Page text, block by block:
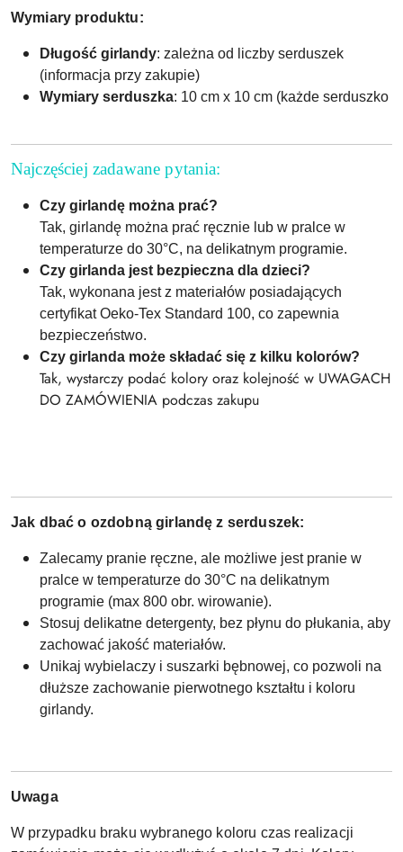
Wymiary produktu:
Długość girlandy: zależna od liczby serduszek
(informacja przy zakupie)
Wymiary serduszka: 10 cm x 10 cm (każde serduszko
Najczęściej zadawane pytania:
Czy girlandę można prać?
Tak, girlandę można prać ręcznie lub w pralce w
temperaturze do 30°C, na delikatnym programie.
Czy girlanda jest bezpieczna dla dzieci?
Tak, wykonana jest z materiałów posiadających
certyfikat Oeko-Tex Standard 100, co zapewnia
bezpieczeństwo.
Czy girlanda może składać się z kilku kolorów?
Tak, wystarczy podać kolory oraz kolejność w UWAGACH
DO ZAMÓWIENIA podczas zakupu
Jak dbać o ozdobną girlandę z serduszek:
Zalecamy pranie ręczne, ale możliwe jest pranie w
pralce w temperaturze do 30°C na delikatnym
programie (max 800 obr. wirowanie).
Stosuj delikatne detergenty, bez płynu do płukania, aby
zachować jakość materiałów.
Unikaj wybielaczy i suszarki bębnowej, co pozwoli na
dłuższe zachowanie pierwotnego kształtu i koloru
girlandy.
Uwaga
W przypadku braku wybranego koloru czas realizacji